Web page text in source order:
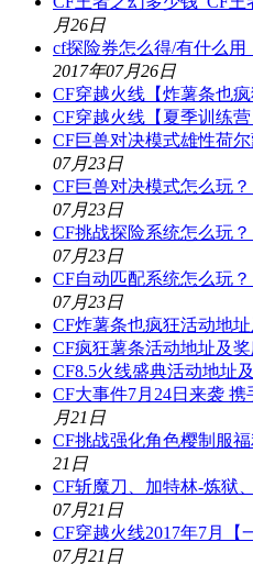
月26日
cf探险券怎么得/有什么
2017年07月26日
CF穿越火线【炸薯条也
CF穿越火线【夏季训练
CF巨兽对决模式雄性荷
07月23日
CF巨兽对决模式怎么玩
07月23日
CF挑战探险系统怎么玩
07月23日
CF自动匹配系统怎么玩
07月23日
CF炸薯条也疯狂活动地
CF疯狂薯条活动地址及
CF8.5火线盛典活动地址
CF大事件7月24日来袭
月21日
CF挑战强化角色樱制服
21日
CF斩魔刀、加特林-炼狱
07月21日
CF穿越火线2017年7月【
07月21日